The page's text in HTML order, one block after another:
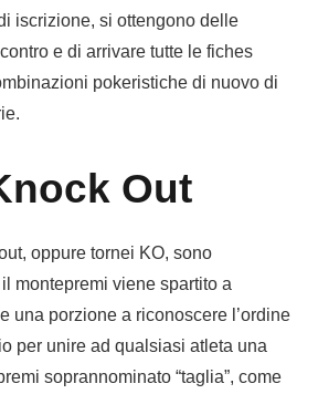
iscrizione, si ottengono delle
e di arrivare tutte le fiches
pokeristiche di nuovo di
Out
oppure tornei KO, sono
montepremi viene spartito a
una porzione a riconoscere l’ordine
per unire ad qualsiasi atleta una
soprannominato “taglia”, come